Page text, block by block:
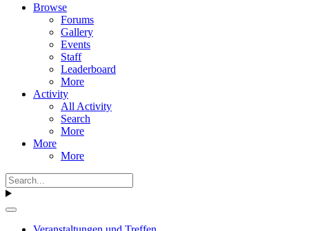
Browse
Forums
Gallery
Events
Staff
Leaderboard
More
Activity
All Activity
Search
More
More
More